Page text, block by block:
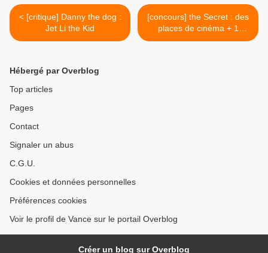
< [critique] Danny the dog :
Jet Li the Kid
[concours] the Secret : des
places de cinéma + 1
affiche à gagner ! >
Hébergé par Overblog
Top articles
Pages
Contact
Signaler un abus
C.G.U.
Cookies et données personnelles
Préférences cookies
Voir le profil de Vance sur le portail Overblog
Créer un blog sur Overblog